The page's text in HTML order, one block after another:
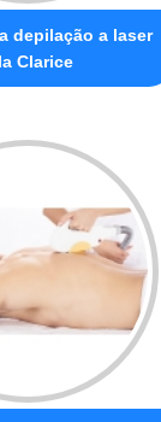
depilação a laser
Clarice